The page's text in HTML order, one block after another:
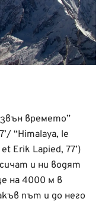
времето”
“Himalaya, le
Erik Lapied, 77’)
и ни водят
на 4000 м в
път и до него